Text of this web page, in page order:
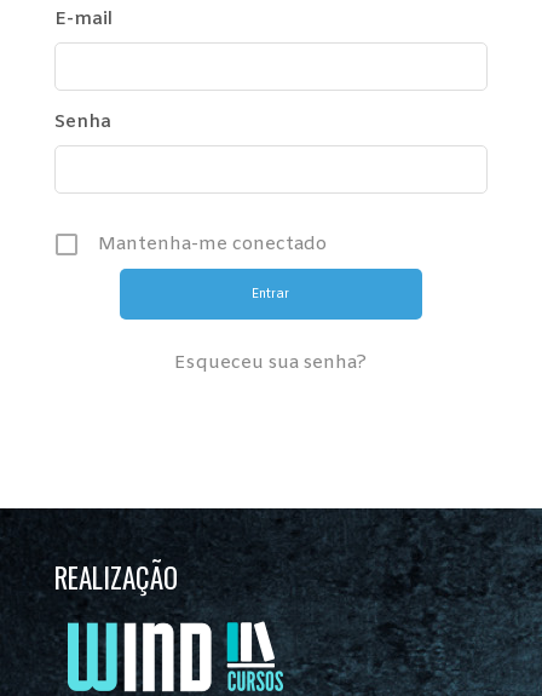
E-mail
Senha
Mantenha-me conectado
Esqueceu sua senha?
REALIZAÇÃO